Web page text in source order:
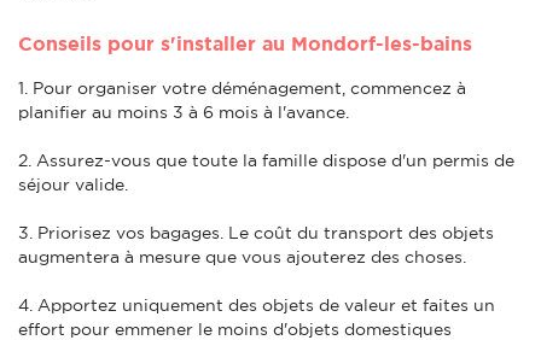
Conseils pour s'installer au Mondorf-les-bains
1. Pour organiser votre déménagement, commencez à
planifier au moins 3 à 6 mois à l'avance.
2. Assurez-vous que toute la famille dispose d'un permis de
séjour valide.
3. Priorisez vos bagages. Le coût du transport des objets
augmentera à mesure que vous ajouterez des choses.
4. Apportez uniquement des objets de valeur et faites un
effort pour emmener le moins d'objets domestiques